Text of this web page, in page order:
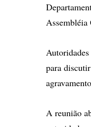
Assembléia
para
A reunião